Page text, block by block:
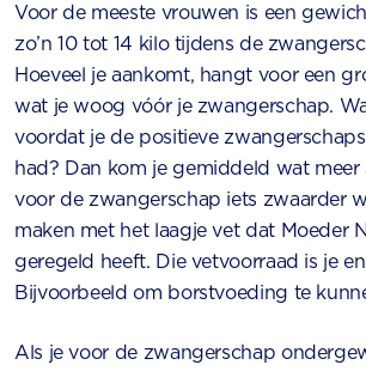
Voor de meeste vrouwen is een
zo’n 10 tot 14 kilo tijdens de
Hoeveel je aankomt, hangt voor een
wat je woog vóór je zwangerschap.
voordat je de positieve
had? Dan kom je gemiddeld wat meer
voor de zwangerschap iets zwaarder
maken met het laagje vet dat Moeder
geregeld heeft. Die vetvoorraad is je
Bijvoorbeeld om borstvoeding te
Als je voor de zwangerschap